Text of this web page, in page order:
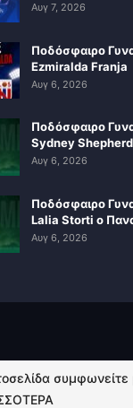
Αυγ 7, 2026
Ποδόσφαιρο
Ezmiralda Franja
Αυγ 6, 2026
Ποδόσφαιρο
Sydney
Αυγ 6, 2026
Ποδόσφαιρο
Lalia Storti ο
Αυγ 6, 2026